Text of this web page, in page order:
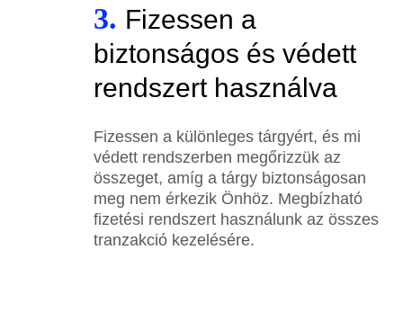
3. Fizessen a
biztonságos és védett
rendszert használva
Fizessen a különleges tárgyért, és mi
védett rendszerben megőrizzük az
összeget, amíg a tárgy biztonságosan
meg nem érkezik Önhöz. Megbízható
fizetési rendszert használunk az összes
tranzakció kezelésére.